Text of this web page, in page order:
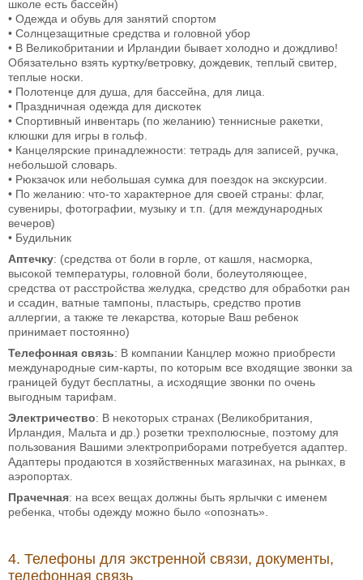
школе есть бассейн)
• Одежда и обувь для занятий спортом
• Солнцезащитные средства и головной убор
• В Великобритании и Ирландии бывает холодно и дождливо!
Обязательно взять куртку/ветровку, дождевик, теплый свитер,
теплые носки.
• Полотенце для душа, для бассейна, для лица.
• Праздничная одежда для дискотек
• Спортивный инвентарь (по желанию) теннисные ракетки,
клюшки для игры в гольф.
• Канцелярские принадлежности: тетрадь для записей, ручка,
небольшой словарь.
• Рюкзачок или небольшая сумка для поездок на экскурсии.
• По желанию: что-то характерное для своей страны: флаг,
сувениры, фотографии, музыку и т.п. (для международных
вечеров)
• Будильник
Аптечку: (средства от боли в горле, от кашля, насморка,
высокой температуры, головной боли, болеутоляющее,
средства от расстройства желудка, средство для обработки ран
и ссадин, ватные тампоны, пластырь, средство против
аллергии, а также те лекарства, которые Ваш ребенок
принимает постоянно)
Телефонная связь: В компании Канцлер можно приобрести
международные сим-карты, по которым все входящие звонки за
границей будут бесплатны, а исходящие звонки по очень
выгодным тарифам.
Электричество: В некоторых странах (Великобритания,
Ирландия, Мальта и др.) розетки трехполюсные, поэтому для
пользования Вашими электроприборами потребуется адаптер.
Адаптеры продаются в хозяйственных магазинах, на рынках, в
аэропортах.
Прачечная: на всех вещах должны быть ярлычки с именем
ребенка, чтобы одежду можно было «опознать».
4. Телефоны для экстренной связи, документы,
телефонная связь